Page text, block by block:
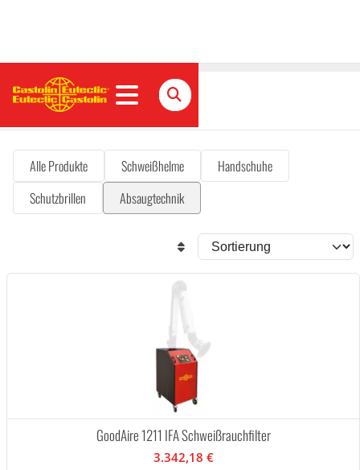
Absaugtechnik
Alle Produkte Schweißhelme
Handschuhe
Schutzbrillen
Absaugtechnik
GoodAire 1211 IFA Schweißrauchfilter
3.342,18 €